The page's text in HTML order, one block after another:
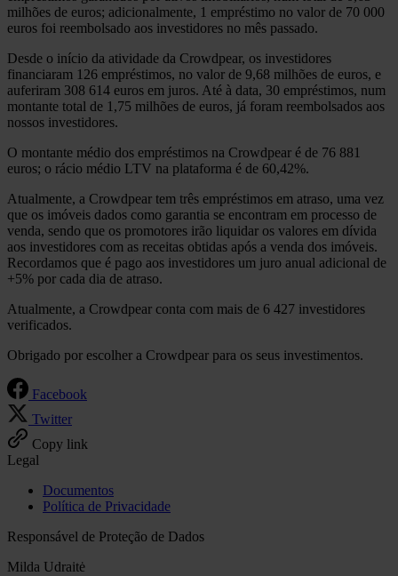
milhões de euros; adicionalmente, 1 empréstimo no valor de 70 000
euros foi reembolsado aos investidores no mês passado.
Desde o início da atividade da Crowdpear, os investidores
financiaram 126 empréstimos, no valor de 9,68 milhões de euros, e
auferiram 308 614 euros em juros. Até à data, 30 empréstimos, num
montante total de 1,75 milhões de euros, já foram reembolsados aos
nossos investidores.
O montante médio dos empréstimos na Crowdpear é de 76 881
euros; o rácio médio LTV na plataforma é de 60,42%.
Atualmente, a Crowdpear tem três empréstimos em atraso, uma vez
que os imóveis dados como garantia se encontram em processo de
venda, sendo que os promotores irão liquidar os valores em dívida
aos investidores com as receitas obtidas após a venda dos imóveis.
Recordamos que é pago aos investidores um juro anual adicional de
+5% por cada dia de atraso.
Atualmente, a Crowdpear conta com mais de 6 427 investidores
verificados.
Obrigado por escolher a Crowdpear para os seus investimentos.
Facebook
Twitter
Copy link
Legal
Documentos
Política de Privacidade
Responsável de Proteção de Dados
Milda Udraitė